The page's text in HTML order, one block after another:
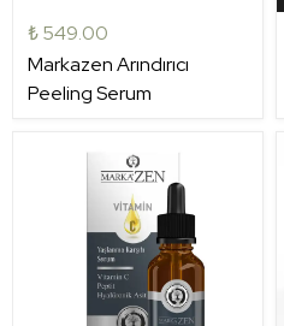
₺ 549.00
Markazen Arındırıcı
Peeling Serum